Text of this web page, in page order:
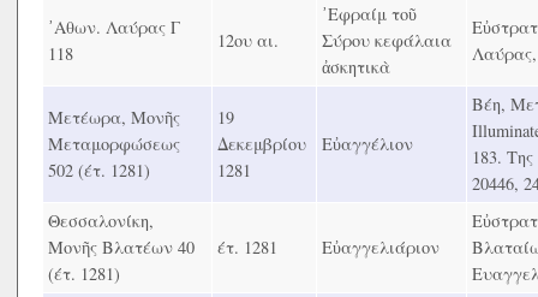
᾿Αθων. Λαύρας Γ
118
12ου αι.
᾿Εφραίμ τοῦ
Σύρου κεφάλαια
ἀσκητικὰ
Μετέωρα, Μονῆς
Μεταμορφώσεως
502 (έτ. 1281)
19
Δεκεμβρίου
1281
Εὐαγγέλιον
Βέη,
183.
20446,
Θεσσαλονίκη,
Μονῆς Βλατέων 40
(έτ. 1281)
έτ. 1281 Εὐαγγελιάριον